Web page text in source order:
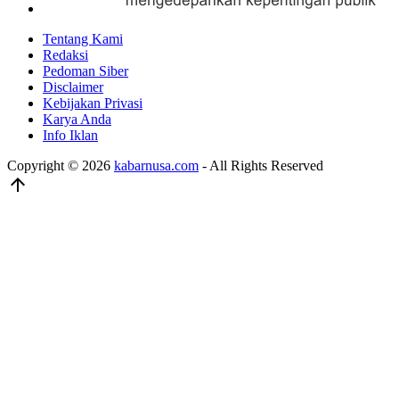
Tentang Kami
Redaksi
Pedoman Siber
Disclaimer
Kebijakan Privasi
Karya Anda
Info Iklan
Copyright © 2026 kabarnusa.com - All Rights Reserved
arrow_upward